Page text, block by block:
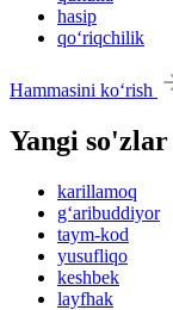
hasip
qo‘riqchilik
Hammasini ko‘rish
Yangi so'zlar
karillamoq
g‘aribuddiyor
taym-kod
yusufliqo
keshbek
layfhak